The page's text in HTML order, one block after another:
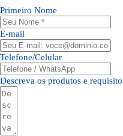
Primeiro Nome
E-mail
Telefone/Celular
Descreva os produtos e